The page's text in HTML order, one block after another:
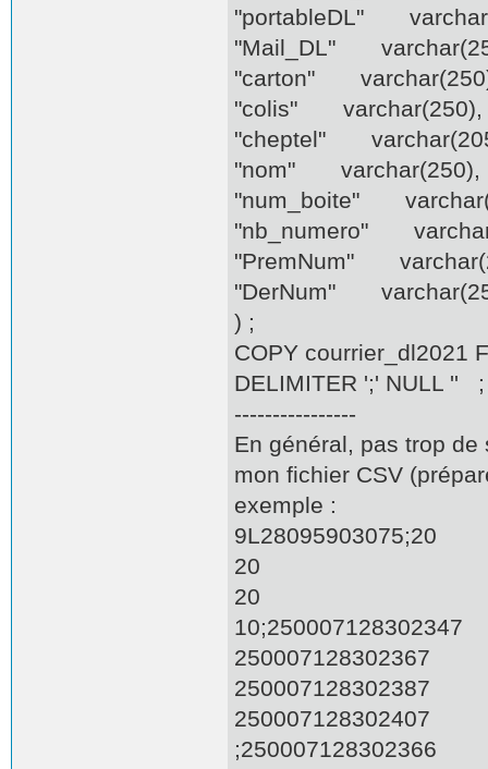
"portableDL"
"Mail_DL"
"carton"
"colis" varchar(250),
"cheptel"
"nom" varchar(250),
"num_boite"
"nb_numero"
"PremNum"
"DerNum"
) ;
COPY courrier_dl2021
DELIMITER ';' NULL '' ;
----------------
En général, pas trop
mon fichier CSV
exemple :
9L28095903075;20
20
20
10;250007128302347
250007128302367
250007128302387
250007128302407
;250007128302366